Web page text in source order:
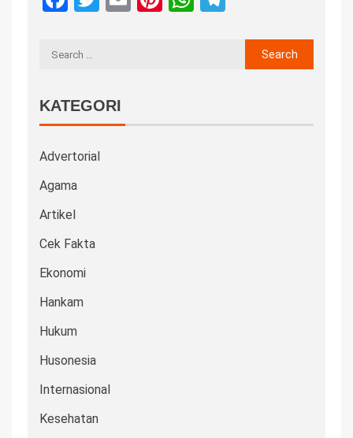
KATEGORI
Advertorial
Agama
Artikel
Cek Fakta
Ekonomi
Hankam
Hukum
Husonesia
Internasional
Kesehatan